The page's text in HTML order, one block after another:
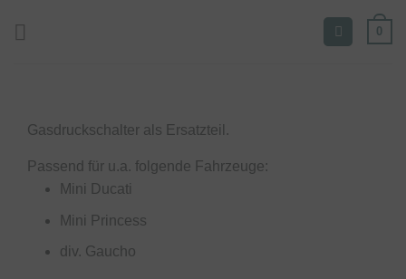
0
Gasdruckschalter als Ersatzteil.
Passend für u.a. folgende Fahrzeuge:
Mini Ducati
Mini Princess
div. Gaucho